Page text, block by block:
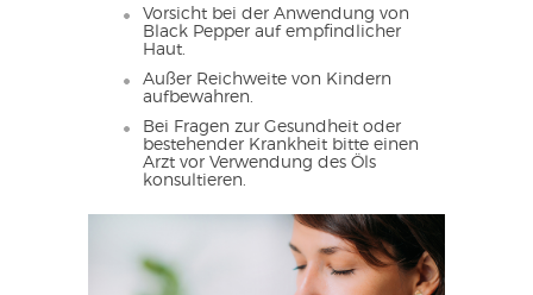
Vorsicht bei der Anwendung von
Black Pepper auf empfindlicher
Haut.
Außer Reichweite von Kindern
aufbewahren.
Bei Fragen zur Gesundheit oder
bestehender Krankheit bitte einen
Arzt vor Verwendung des Öls
konsultieren.